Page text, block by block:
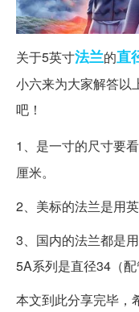
关于5英寸法兰的直
小六来为大家解答以
吧！
1、是一寸的尺寸要
厘米。
2、美标的法兰是用英
3、国内的法兰都是
5A系列是直径34（配
本文到此分享完毕，